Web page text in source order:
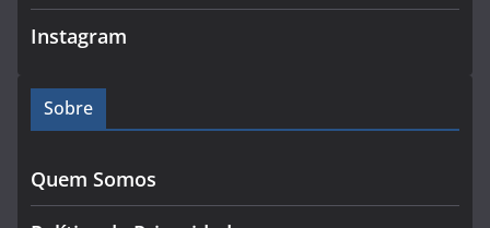
Instagram
Sobre
Quem Somos